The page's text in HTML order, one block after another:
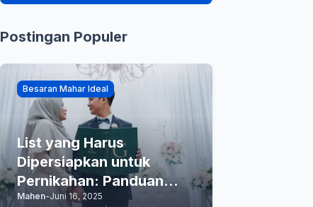
Postingan Populer
Besaran Mahar Ideal
List yang Harus
Dipersiapkan untuk
Pernikahan: Panduan
Praktis Anda
Mahen-Juni 16, 2025